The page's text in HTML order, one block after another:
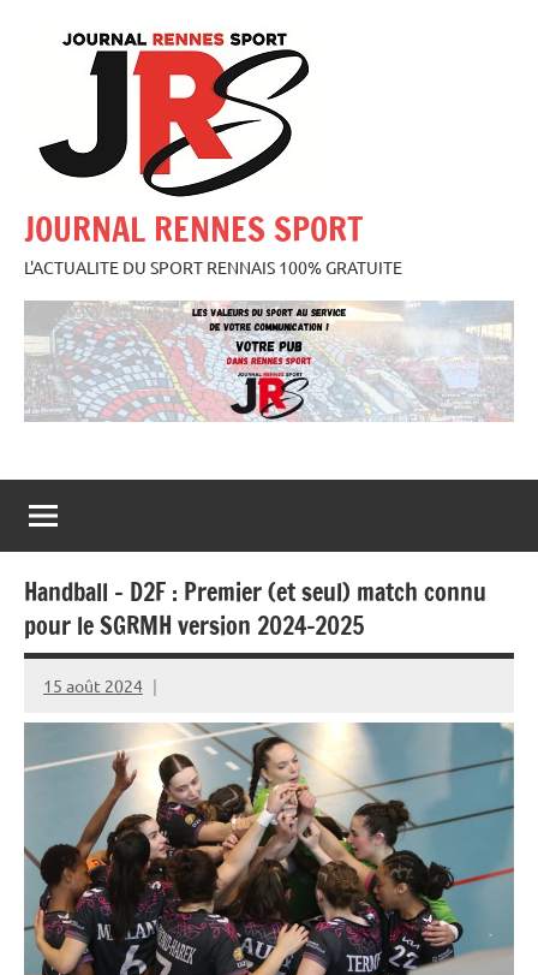
JOURNAL RENNES SPORT
L'ACTUALITE DU SPORT RENNAIS 100% GRATUITE
Handball – D2F : Premier (et seul) match connu
pour le SGRMH version 2024-2025
15 août 2024
Rédaction
JRS